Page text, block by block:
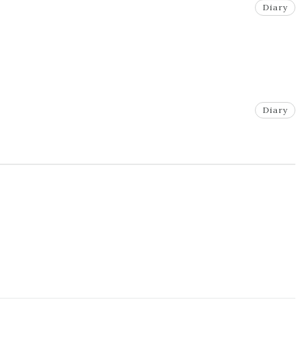
Diary
Diary